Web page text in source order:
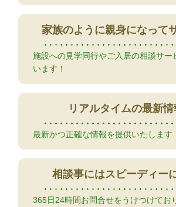
家族のように親身になって
施設への見学同行やご入居の相談サー
います！
リアルタイムの最新情
最新かつ正確な情報を提供いたします
相談事にはスピーディー
365日24時間お問合せをうけつけてお